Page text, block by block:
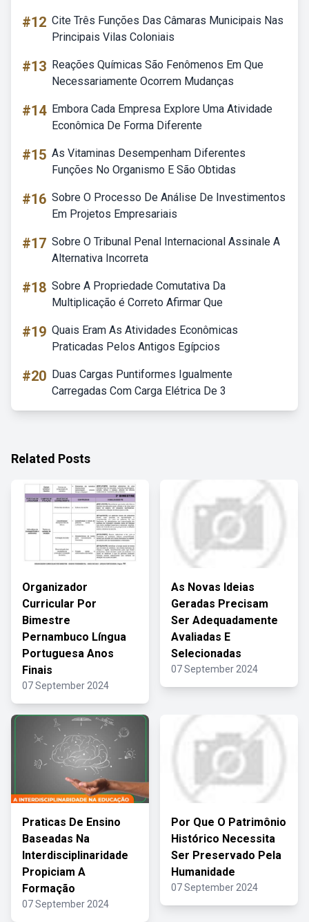
#12 Cite Três Funções Das Câmaras Municipais Nas
Principais Vilas Coloniais
#13 Reações Químicas São Fenômenos Em Que
Necessariamente Ocorrem Mudanças
#14 Embora Cada Empresa Explore Uma Atividade
Econômica De Forma Diferente
#15 As Vitaminas Desempenham Diferentes
Funções No Organismo E São Obtidas
#16 Sobre O Processo De Análise De Investimentos
Em Projetos Empresariais
#17 Sobre O Tribunal Penal Internacional Assinale A
Alternativa Incorreta
#18 Sobre A Propriedade Comutativa Da
Multiplicação é Correto Afirmar Que
#19 Quais Eram As Atividades Econômicas
Praticadas Pelos Antigos Egípcios
#20 Duas Cargas Puntiformes Igualmente
Carregadas Com Carga Elétrica De 3
Related Posts
Organizador
Curricular Por
Bimestre
Pernambuco Língua
Portuguesa Anos
Finais
07 September 2024
As Novas Ideias
Geradas Precisam
Ser Adequadamente
Avaliadas E
Selecionadas
07 September 2024
Praticas De Ensino
Baseadas Na
Interdisciplinaridade
Propiciam A
Formação
07 September 2024
Por Que O Patrimônio
Histórico Necessita
Ser Preservado Pela
Humanidade
07 September 2024